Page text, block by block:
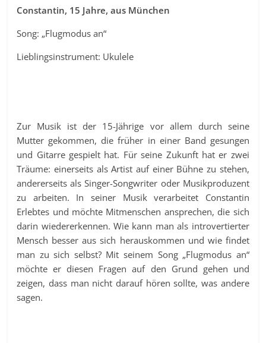
Constantin, 15 Jahre, aus München
Song: „Flugmodus an“
Lieblingsinstrument: Ukulele
Zur Musik ist der 15-Jährige vor allem durch seine
Mutter gekommen, die früher in einer Band gesungen
und Gitarre gespielt hat. Für seine Zukunft hat er zwei
Träume: einerseits als Artist auf einer Bühne zu stehen,
andererseits als Singer-Songwriter oder Musikproduzent
zu arbeiten. In seiner Musik verarbeitet Constantin
Erlebtes und möchte Mitmenschen ansprechen, die sich
darin wiedererkennen. Wie kann man als introvertierter
Mensch besser aus sich herauskommen und wie findet
man zu sich selbst? Mit seinem Song „Flugmodus an“
möchte er diesen Fragen auf den Grund gehen und
zeigen, dass man nicht darauf hören sollte, was andere
sagen.